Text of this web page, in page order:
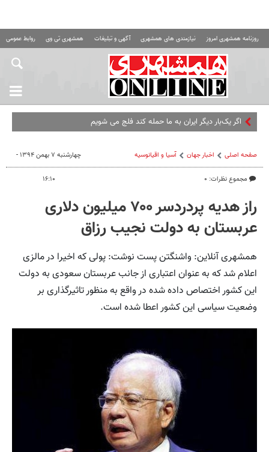
روزنامه همشهری امروز نیازمندی های همشهری آگهی و تبلیغات همشهری تی وی روابط عمومی
اگر یک‌بار دیگر ایران به ما حمله کند فلج می شویم
صفحه اصلی اخبار جهان آسیا و اقیانوسیه
مجموع نظرات: ۰
چهارشنبه ۷ بهمن ۱۳۹۴ -
۱۶:۱۰
راز هدیه پردردسر ۷۰۰ میلیون دلاری
عربستان به دولت نجیب رزاق
همشهری آنلاین: واشنگتن پست نوشت: پولی که اخیرا در مالزی
اعلام شد که به عنوان اعتباری از جانب عربستان سعودی به دولت
این کشور اختصاص داده شده در واقع به منظور تاثیرگذاری بر
وضعیت سیاسی این کشور اعطا شده است.